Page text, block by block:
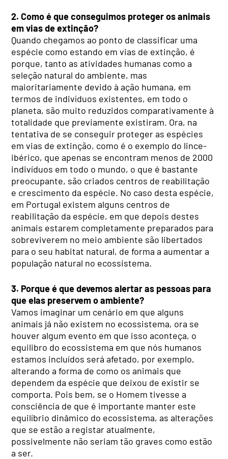
2. Como é que conseguimos proteger os animais
em vias de extinção?
Quando chegamos ao ponto de classificar uma
espécie como estando em vias de extinção, é
porque, tanto as atividades humanas como a
seleção natural do ambiente, mas
maioritariamente devido à ação humana, em
termos de indivíduos existentes, em todo o
planeta, são muito reduzidos comparativamente à
totalidade que previamente existiram. Ora, na
tentativa de se conseguir proteger as espécies
em vias de extinção, como é o exemplo do lince-
ibérico, que apenas se encontram menos de 2000
indivíduos em todo o mundo, o que é bastante
preocupante, são criados centros de reabilitação
e crescimento da espécie. No caso desta espécie,
em Portugal existem alguns centros de
reabilitação da espécie, em que depois destes
animais estarem completamente preparados para
sobreviverem no meio ambiente são libertados
para o seu habitat natural, de forma a aumentar a
população natural no ecossistema.
3. Porque é que devemos alertar as pessoas para
que elas preservem o ambiente?
Vamos imaginar um cenário em que alguns
animais já não existem no ecossistema, ora se
houver algum evento em que isso aconteça, o
equilibro do ecossistema em que nós humanos
estamos incluídos será afetado, por exemplo,
alterando a forma de como os animais que
dependem da espécie que deixou de existir se
comporta. Pois bem, se o Homem tivesse a
consciência de que é importante manter este
equilíbrio dinâmico do ecossistema, as alterações
que se estão a registar atualmente,
possivelmente não seriam tão graves como estão
a ser.